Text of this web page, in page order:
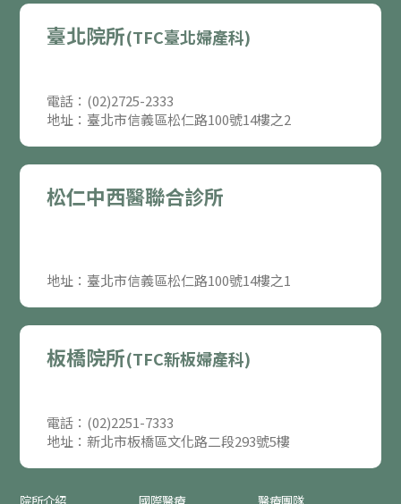
臺北院所(TFC臺北婦產科)
電話：(02)2725-2333
地址：臺北市信義區松仁路100號14樓之2
松仁中西醫聯合診所
地址：臺北市信義區松仁路100號14樓之1
板橋院所(TFC新板婦產科)
電話：(02)2251-7333
地址：新北市板橋區文化路二段293號5樓
院所介紹 國際醫療 醫療團隊